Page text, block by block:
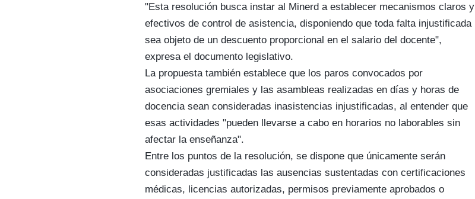
"Esta resolución busca instar al Minerd a establecer mecanismos claros y
efectivos de control de asistencia, disponiendo que toda falta injustificada
sea objeto de un descuento proporcional en el salario del docente",
expresa el documento legislativo.
La propuesta también establece que los paros convocados por
asociaciones gremiales y las asambleas realizadas en días y horas de
docencia sean consideradas inasistencias injustificadas, al entender que
esas actividades "pueden llevarse a cabo en horarios no laborables sin
afectar la enseñanza".
Entre los puntos de la resolución, se dispone que únicamente serán
consideradas justificadas las ausencias sustentadas con certificaciones
médicas, licencias autorizadas, permisos previamente aprobados o